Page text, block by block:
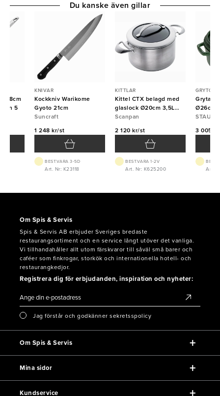
Ø18cm
5
KNIVAR
Kockkniv Warikome
Gyoto 21cm
Suncraft
1 248 kr/st
BEST.VARA 3-5D
Art. Nr: K23118
KITTLAR
Kittel CTX belagd med
glaslock Ø20cm 3,5L
Scanpan
Scanpan
2 120 kr/st
BEST.VARA 1-2V
Art. Nr: K625200
GRYTOR
Gryta
Ø26cm
Staub
STAUB
3 005
Art.
Du kanske även gillar
Om Spis & Servis
Spis & Servis AB erbjuder Sveriges bredaste
restaurangsortiment och en service långt utöver det vanliga.
Vi tillhandahåller allt utom färskvaror till såväl små barer och
caféer som finkrogar, storkök och internationella hotell- och
restaurangkedjor.
Registrera dig för erbjudanden, inspiration och nyheter:
Jag förstår och godkänner sekretsspolicy
Om Spis & Servis
Mina sidor
Kundservice